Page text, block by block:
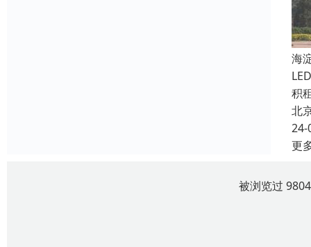
海
积
北
24-
更
被浏览过